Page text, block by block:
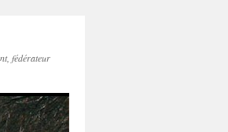
fédérateur